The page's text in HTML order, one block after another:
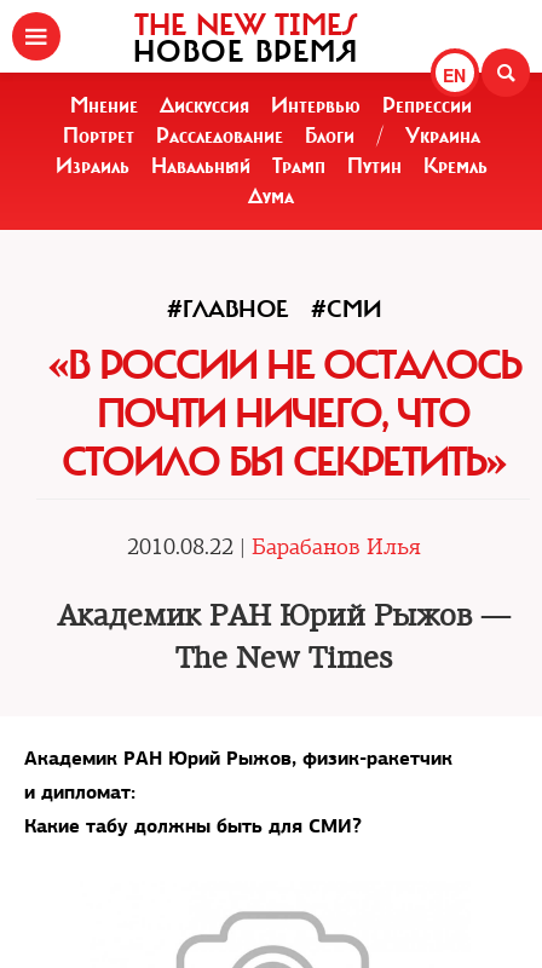
EN
THE NEW TIMES
НОВОЕ ВРЕМЯ
Мнение Дискуссия Интервью
Репрессии
Портрет
Расследование Блоги /
Украина
Израиль
Навальный Трамп Путин
Кремль
Дума
#ГЛАВНОЕ #СМИ
«В РОССИИ НЕ ОСТАЛОСЬ
ПОЧТИ НИЧЕГО, ЧТО
СТОИЛО БЫ СЕКРЕТИТЬ»
2010.08.22 | Барабанов Илья
Академик РАН Юрий Рыжов —
The New Times
Академик РАН Юрий Рыжов, физик-ракетчик
и дипломат:
Какие табу должны быть для СМИ?